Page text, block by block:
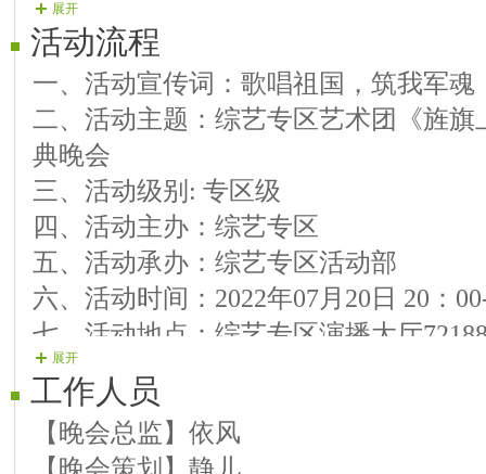
第二篇章：最可爱的人
【07演员】歌唱 歌曲 《我来到大
【08演员】芯艺 现代样板戏 《学你
连麦【08演员】芯艺①【08演员】星
【09演员】远方 歌曲 《战友一
【10演员】水薇 歌曲 《妻子》
【11演员】巴扎嘿 歌曲 《我爱蓝
【12演员】梅花 歌曲 《军队百姓
第三篇章：军民鱼水情
【13演员】通财 歌曲 《唰啦啦下
【14演员】乐声 歌曲 《军营飞来
【15演员】太平洋 歌曲 《军港的
【16演员】梦葫 葫芦丝《我是一
展开
活动流程
一、活动宣传词：歌唱祖国，筑我军魂
二、活动主题：综艺专区艺术团《旌
典晚会
三、活动级别: 专区级
四、活动主办：综艺专区
五、活动承办：综艺专区活动部
六、活动时间：2022年07月20日 20：
七、活动地点：综艺专区演播大厅
八、活动流程：按照活动会议确定，
会进程。
展开
工作人员
【晚会总监】依风
【晚会策划】静儿